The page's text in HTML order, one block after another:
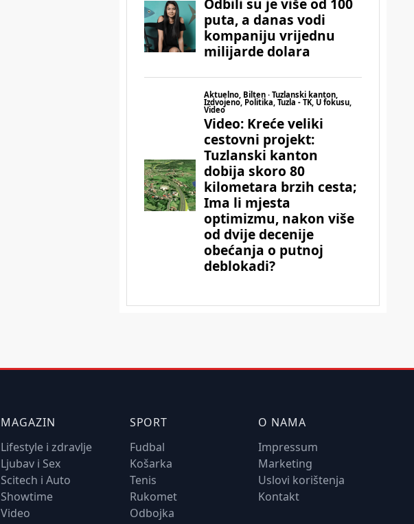
MAGAZIN
Lifestyle i zdravlje
Ljubav i Sex
Scitech i Auto
Showtime
Video
SPORT
Fudbal
Košarka
Tenis
Rukomet
Odbojka
O NAMA
Impressum
Marketing
Uslovi korištenja
Kontakt